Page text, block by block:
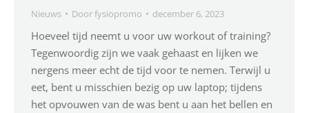
Nieuws Doorfysiopromo december 6, 2023
Hoeveel tijd neemt u voor uw workout of training?
Tegenwoordig zijn we vaak gehaast en lijken we
nergens meer echt de tijd voor te nemen. Terwijl u
eet, bent u misschien bezig op uw laptop; tijdens
het opvouwen van de was bent u aan het bellen en